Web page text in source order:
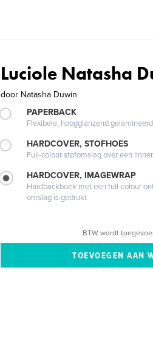
Luciole Natasha
door Natasha Duwin
PAPERBACK
Flexibele, hoogglanzend
HARDCOVER, STOFHOES
Full-colour stofomslag over een
HARDCOVER, IMAGEWRAP
Hardbackboek met een full-colour
omslag is gedrukt
BTW wordt